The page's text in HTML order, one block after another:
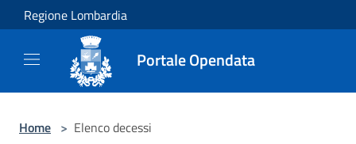
Salta al contenuto principale
Regione Lombardia
Portale Opendata
Home > Elenco decessi